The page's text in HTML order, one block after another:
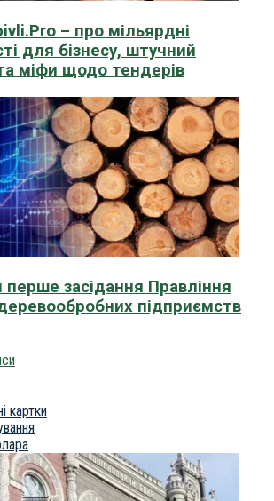
– про мільярдні
для бізнесу, штучний
міфи щодо тендерів
перше засідання Правління
деревообробних підприємств
картки